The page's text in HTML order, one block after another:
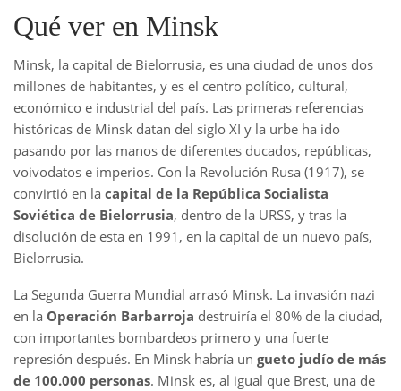
Qué ver en Minsk
Minsk, la capital de Bielorrusia, es una ciudad de unos dos
millones de habitantes, y es el centro político, cultural,
económico e industrial del país. Las primeras referencias
históricas de Minsk datan del siglo XI y la urbe ha ido
pasando por las manos de diferentes ducados, repúblicas,
voivodatos e imperios. Con la Revolución Rusa (1917), se
convirtió en la capital de la República Socialista
Soviética de Bielorrusia, dentro de la URSS, y tras la
disolución de esta en 1991, en la capital de un nuevo país,
Bielorrusia.
La Segunda Guerra Mundial arrasó Minsk. La invasión nazi
en la Operación Barbarroja destruiría el 80% de la ciudad,
con importantes bombardeos primero y una fuerte
represión después. En Minsk habría un gueto judío de más
de 100.000 personas. Minsk es, al igual que Brest, una de